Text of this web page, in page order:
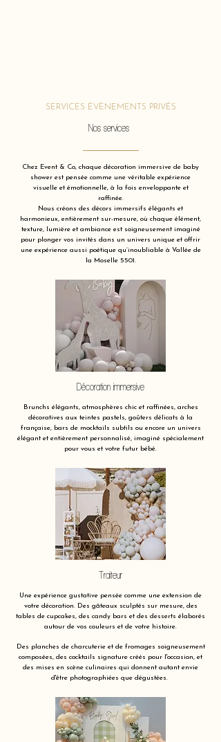
SERVICES ÉVÈNEMENTS PRIVÉS
Nos services
Chez Event & Co, chaque décoration immersive de baby
shower est pensée comme une véritable expérience
visuelle et émotionnelle, à la fois enveloppante et
raffinée.
Nous créons des décors immersifs élégants et
harmonieux, entièrement sur-mesure, où chaque élément,
texture, lumière et ambiance est soigneusement imaginé
pour plonger vos invités dans un univers unique et offrir
une expérience aussi poétique qu’inoubliable à Vallée de
la Moselle 5501.
Décoration immersive
Brunchs élégants, atmosphères chic et raffinées, arches
décoratives aux teintes pastels, goûters délicats à la
française, bars de mocktails subtils ou encore un univers
élégant et entièrement personnalisé, imaginé spécialement
pour vous et votre futur bébé.
Traiteur
Une expérience gustative pensée comme une extension de
votre décoration. Des gâteaux sculptés sur mesure, des
tables de cupcakes, des candy bars et des desserts élaborés
autour de vos couleurs et de votre histoire.
Des planches de charcuterie et de fromages soigneusement
composées, des cocktails signature créés pour l'occasion, et
des mises en scène culinaires qui donnent autant envie
d'être photographiées que dégustées.